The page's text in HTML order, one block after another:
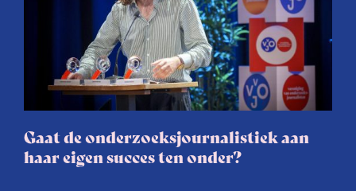
journalisten tijd, ook ervaren zij stress en
soms worden publicaties aangepast of
gaat de hele publicatie zelfs niet door.
Gaat de onderzoeksjournalistiek aan
haar eigen succes ten onder?